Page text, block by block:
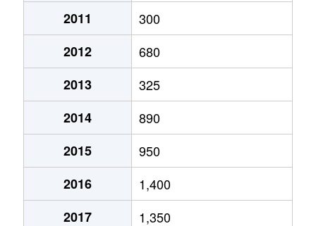
2011
300
2012
680
2013
325
2014
890
2015
950
2016
1,400
2017
1,350